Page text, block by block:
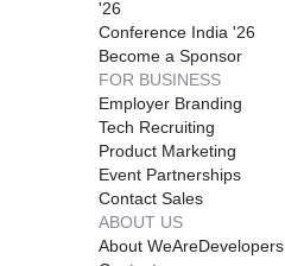
'26
Conference India '26
Become a Sponsor
FOR BUSINESS
Employer Branding
Tech Recruiting
Product Marketing
Event Partnerships
Contact Sales
ABOUT US
About WeAreDevelopers